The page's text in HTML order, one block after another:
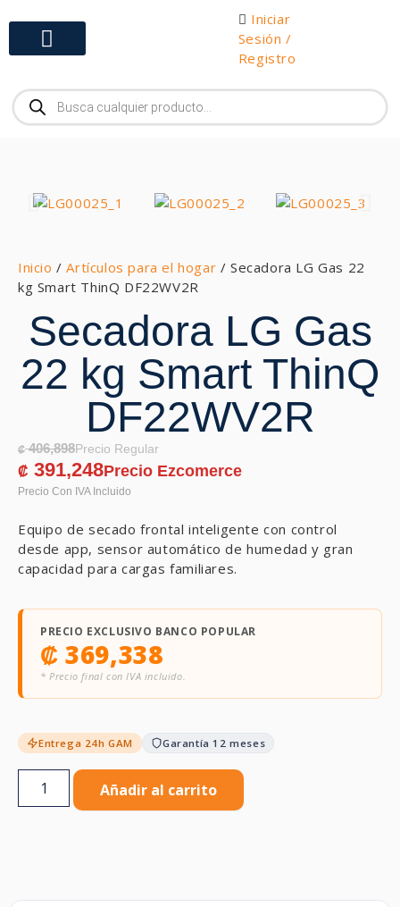
Iniciar
Sesión /
Registro
Inicio /Artículos para el hogar / Secadora LG Gas 22
kg Smart ThinQ DF22WV2R
Secadora LG Gas
22 kg Smart ThinQ
DF22WV2R
₡406,898
₡ 391,248
Equipo de secado frontal inteligente con control
desde app, sensor automático de humedad y gran
capacidad para cargas familiares.
PRECIO EXCLUSIVO BANCO POPULAR
₡ 369,338
* Precio final con IVA incluido.
Entrega 24h GAM Garantía 12 meses
Añadir al carrito